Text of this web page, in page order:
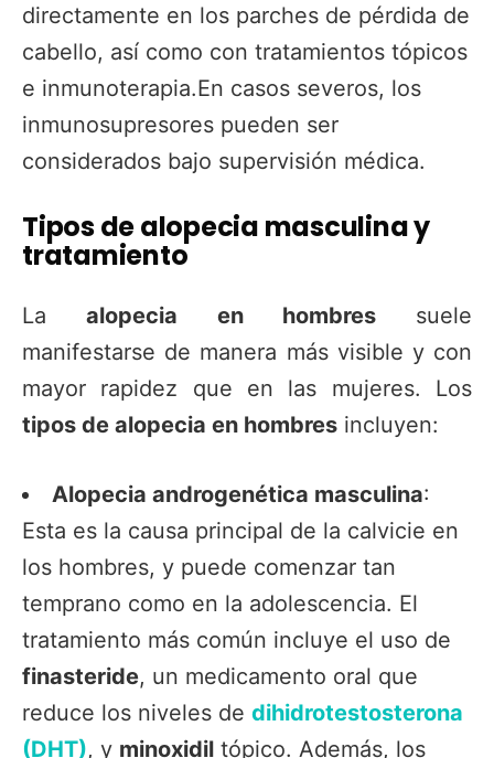
directamente en los parches de pérdida de
cabello, así como con tratamientos tópicos
e inmunoterapia.En casos severos, los
inmunosupresores pueden ser
considerados bajo supervisión médica.
Tipos de alopecia masculina y
tratamiento
Laalopecia en hombressuele
manifestarse de manera más visible y con
mayor rapidez que en las mujeres. Los
tipos de alopecia en hombres incluyen:
Alopecia androgenética masculina:
Esta es la causa principal de la calvicie en
los hombres, y puede comenzar tan
temprano como en la adolescencia. El
tratamiento más común incluye el uso de
finasteride, un medicamento oral que
reduce los niveles de dihidrotestosterona
(DHT), y minoxidil tópico. Además, los